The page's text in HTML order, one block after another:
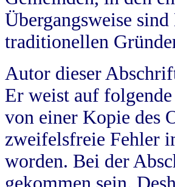
Übergangsweise
traditionellen
Autor dieser
Er weist auf
von einer Kopie des
zweifelsfreie Fehler
worden. Bei der